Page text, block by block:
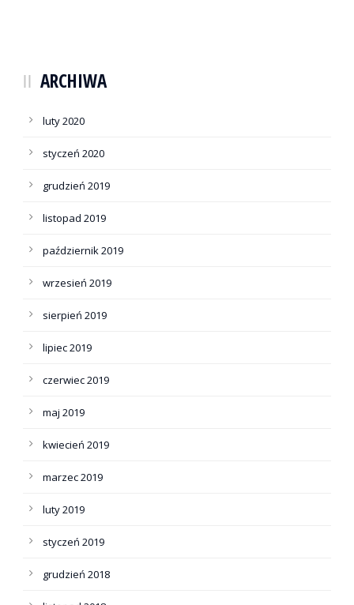
ARCHIWA
luty 2020
styczeń 2020
grudzień 2019
listopad 2019
październik 2019
wrzesień 2019
sierpień 2019
lipiec 2019
czerwiec 2019
maj 2019
kwiecień 2019
marzec 2019
luty 2019
styczeń 2019
grudzień 2018